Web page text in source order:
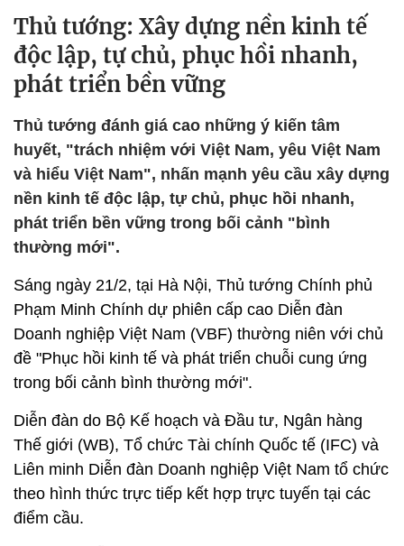
Thủ tướng: Xây dựng nền kinh tế
độc lập, tự chủ, phục hồi nhanh,
phát triển bền vững
Thủ tướng đánh giá cao những ý kiến tâm
huyết, "trách nhiệm với Việt Nam, yêu Việt Nam
và hiểu Việt Nam", nhấn mạnh yêu cầu xây dựng
nền kinh tế độc lập, tự chủ, phục hồi nhanh,
phát triển bền vững trong bối cảnh "bình
thường mới".
Sáng ngày 21/2, tại Hà Nội, Thủ tướng Chính phủ
Phạm Minh Chính dự phiên cấp cao Diễn đàn
Doanh nghiệp Việt Nam (VBF) thường niên với chủ
đề "Phục hồi kinh tế và phát triển chuỗi cung ứng
trong bối cảnh bình thường mới".
Diễn đàn do Bộ Kế hoạch và Đầu tư, Ngân hàng
Thế giới (WB), Tổ chức Tài chính Quốc tế (IFC) và
Liên minh Diễn đàn Doanh nghiệp Việt Nam tổ chức
theo hình thức trực tiếp kết hợp trực tuyến tại các
điểm cầu.